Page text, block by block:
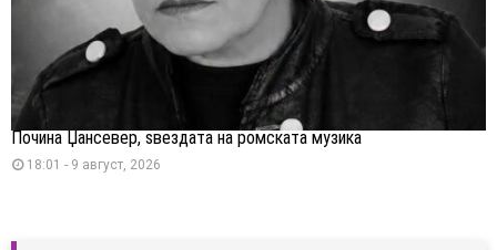
Почина Џансевер, ѕвездата на ромската музика
18:01 - 9 август, 2026